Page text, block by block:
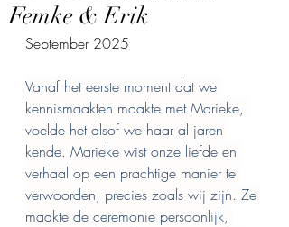
Femke & Erik
September 2025
Vanaf het eerste moment dat we
kennismaakten maakte met Marieke,
voelde het alsof we haar al jaren
kende. Marieke wist onze liefde en
verhaal op een prachtige manier te
verwoorden, precies zoals wij zijn. Ze
maakte de ceremonie persoonlijk,